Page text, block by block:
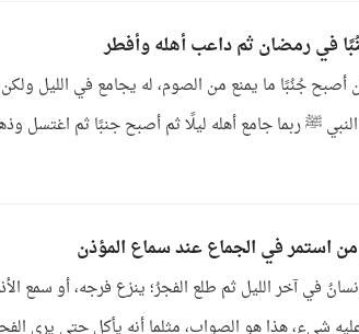
في رمضان ثم داعب أهله وأفطر
أصبح جُنُبًا ما يمنع من الصوم، له يجامع في الليل
ﷺ ربما جامع أهله ليلًا ثم أصبح جنبًا ثم اغتسل
استمر في الجماع عند سماع المؤذن
في آخر الليل ثم طلع الفجرُ؛ ينزع فرجه، أو سمع
شيء، هذا هو الصواب، مثلما أنه يأكل حتى يرى